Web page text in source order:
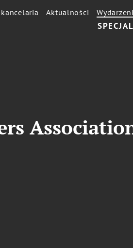
kancelaria Aktualności